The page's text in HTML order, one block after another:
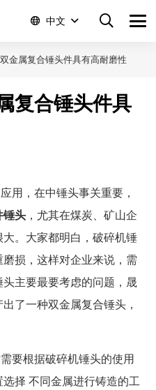
中文
金属复合锤头件具有高耐磨性
复合锤头件具
用，在中锤头事关重要，
锤头 ，尤其在煤炭、 矿山企
。大家都明白， 破碎机锤
磨损，这样对企业来说，需
头主要最要考虑的问题，晟
出了一种双金属复合锤头 ，
要根据破碎机锤头的使用
选择 不同金属进行铸造的工